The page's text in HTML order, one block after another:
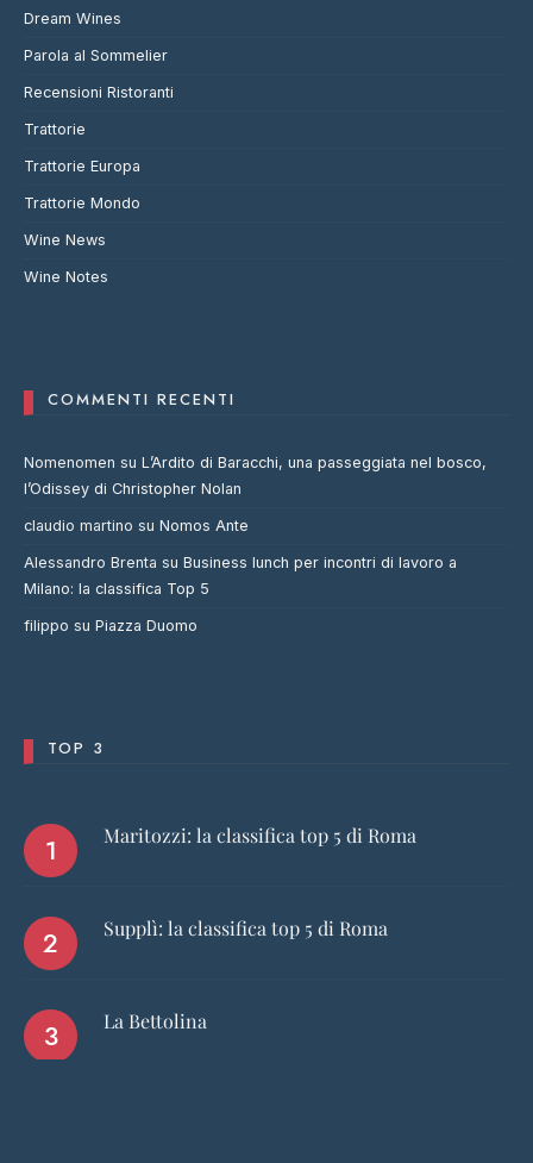
Dream Wines
Parola al Sommelier
Recensioni Ristoranti
Trattorie
Trattorie Europa
Trattorie Mondo
Wine News
Wine Notes
COMMENTI RECENTI
Nomenomen su L’Ardito di Baracchi, una passeggiata nel bosco,
l’Odissey di Christopher Nolan
claudio martino su Nomos Ante
Alessandro Brenta su Business lunch per incontri di lavoro a
Milano: la classifica Top 5
filippo su Piazza Duomo
TOP 3
Maritozzi: la classifica top 5 di Roma
Supplì: la classifica top 5 di Roma
La Bettolina